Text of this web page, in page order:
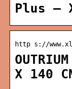
Plus –
http s://
X 140